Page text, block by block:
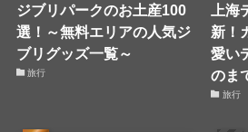
ジブリパークのお土産100
選！～無料エリアの人気ジ
ブリグッズ一覧～
旅行
上
新！
愛い
のま
旅行